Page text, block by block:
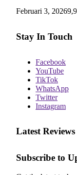
Februari 3, 2026
Stay In Touch
Facebook
YouTube
TikTok
WhatsApp
Twitter
Instagram
Latest Reviews
Subscribe to